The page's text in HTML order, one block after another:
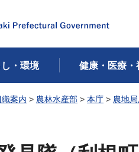
し・環境 健康・医療・
織案内 > 農林水産部 > 本庁 > 農地